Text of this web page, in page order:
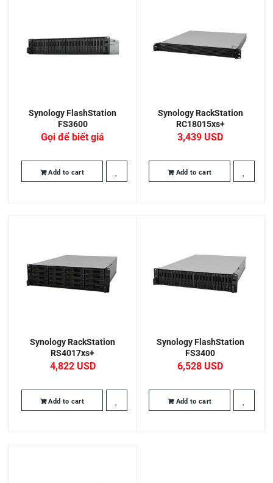
Synology FlashStation
FS3600
Gọi để biết giá
Add to cart
Synology RackStation
RC18015xs+
3,439
Add to cart
Synology RackStation
RS4017xs+
4,822
Add to cart
Synology FlashStation
FS3400
6,528
Add to cart